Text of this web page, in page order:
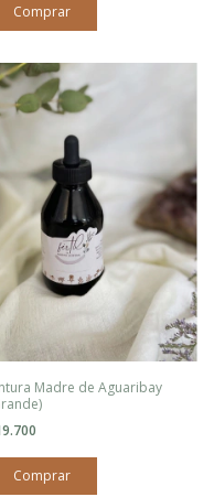
Madre de Aguaribay